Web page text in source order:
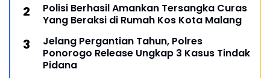
Polisi Berhasil Amankan Tersangka Curas
Yang Beraksi di Rumah Kos Kota Malang
Jelang Pergantian Tahun, Polres
Ponorogo Release Ungkap 3 Kasus Tindak
Pidana